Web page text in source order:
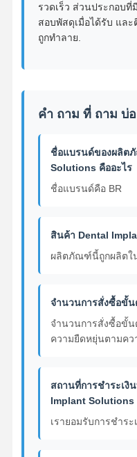
รวดเร็ว ส่วนประกอบ
สอบพัสดุเมื่อได้รับ แล
ถูกทําลาย.
คํา ถาม ที่ ถาม บ่
ชื่อแบรนด์ของผลิต
Solutions คืออะไร
ชื่อแบรนด์คือ BR
สินค้า Dental
ผลิตภัณฑ์นี้ถูกผลิตใ
จํานวนการสั่งซื้อขั้
จํานวนการสั่งซื้อขั้น
ความยืดหยุ่นตามค
สถานที่การชําระเงิ
Implant Solutions
เรายอมรับการชําร